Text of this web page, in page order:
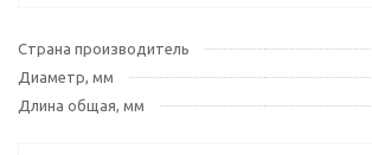
Страна производитель
Диаметр, мм
Длина общая, мм